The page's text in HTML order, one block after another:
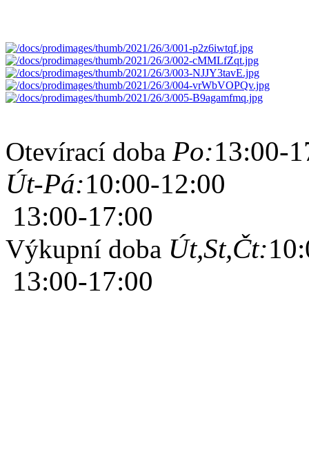
Otevírací doba Po:13:00-
Út-Pá:10:00-12:00
13:00-17:00
Výkupní doba Út,St,Čt:
13:00-17:00